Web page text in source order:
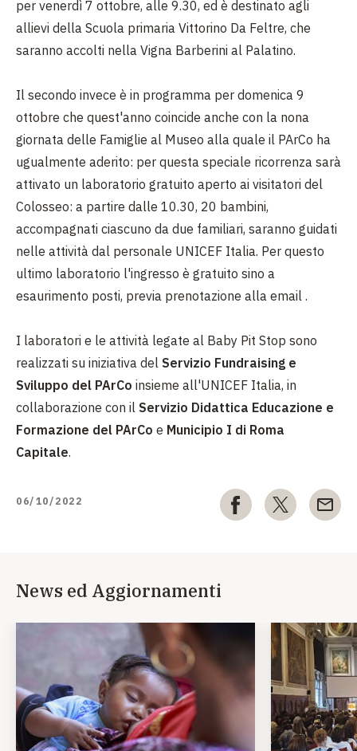
per venerdì 7 ottobre, alle 9.30, ed è destinato agli
allievi della Scuola primaria Vittorino Da Feltre, che
saranno accolti nella Vigna Barberini al Palatino.
Il secondo invece è in programma per domenica 9
ottobre che quest'anno coincide anche con la nona
giornata delle Famiglie al Museo alla quale il PArCo ha
ugualmente aderito: per questa speciale ricorrenza sarà
attivato un laboratorio gratuito aperto ai visitatori del
Colosseo: a partire dalle 10.30, 20 bambini,
accompagnati ciascuno da due familiari, saranno guidati
nelle attività dal personale UNICEF Italia. Per questo
ultimo laboratorio l'ingresso è gratuito sino a
esaurimento posti, previa prenotazione alla email .
I laboratori e le attività legate al Baby Pit Stop sono
realizzati su iniziativa del Servizio Fundraising e
Sviluppo del PArCo insieme all'UNICEF Italia, in
collaborazione con il Servizio Didattica Educazione e
Formazione del PArCo e Municipio I di Roma
Capitale.
06/10/2022
News ed Aggiornamenti